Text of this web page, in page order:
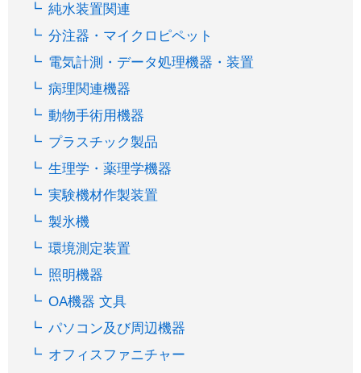
純水装置関連
分注器・マイクロピペット
電気計測・データ処理機器・装置
病理関連機器
動物手術用機器
プラスチック製品
生理学・薬理学機器
実験機材作製装置
製氷機
環境測定装置
照明機器
OA機器 文具
パソコン及び周辺機器
オフィスファニチャー